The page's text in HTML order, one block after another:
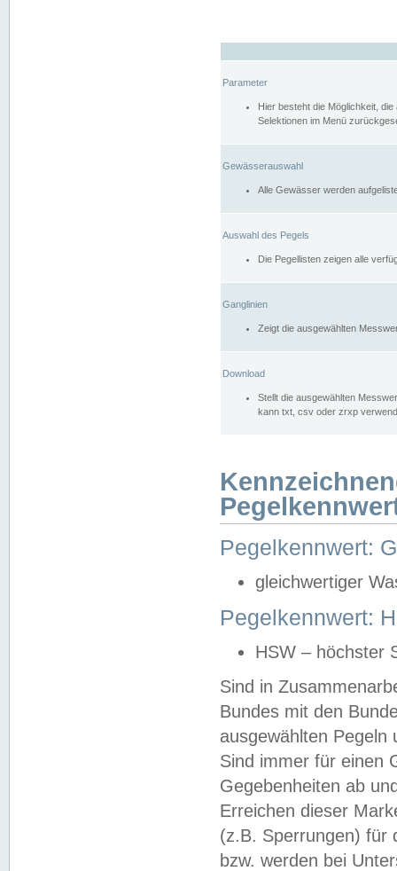
Parameter
Hier besteht die Möglichkeit,
Selektionen im Menü
Gewässerauswahl
Alle Gewässer werden
Auswahl des Pegels
Die Pegellisten zeigen alle
Ganglinien
Zeigt die ausgewählten
Download
Stellt die ausgewählten
kann txt, csv oder zrxp
Pegelkennwert:
gleichwertiger
Pegelkennwert:
HSW – höchster
Sind in
Bundes mit den
ausgewählten
Sind immer für einen
Gegebenheiten ab
Erreichen dieser
(z.B. Sperrungen) für
bzw. werden bei